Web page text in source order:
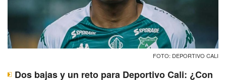
FOTO: DEPORTIVO CALI
Dos bajas y un reto para Deportivo Cali: ¿Con